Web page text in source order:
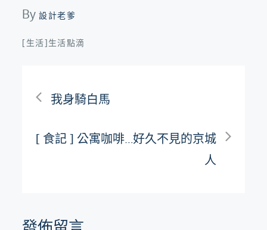
By設計老爹
[生活]生活點滴
文
章
我身騎白馬
[ 食記 ] 公寓咖啡…好久不見的京城
人